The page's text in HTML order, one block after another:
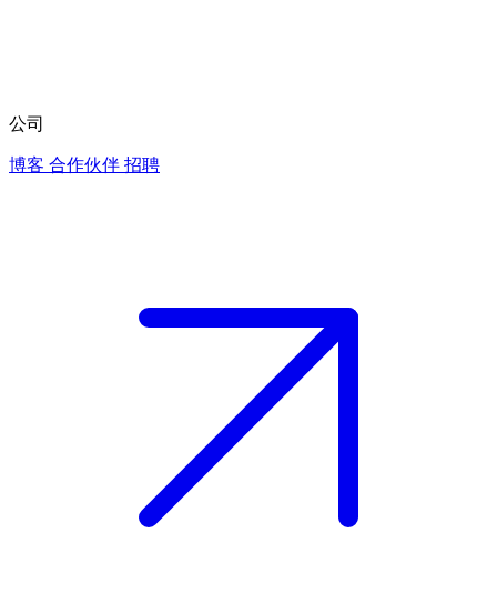
公司
博客 合作伙伴 招聘